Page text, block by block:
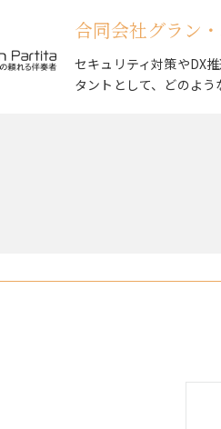
合同会社グラン
セキュリティ対策やDX
タントとして、どのよう